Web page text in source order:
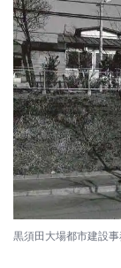
黒須田大場都市建設